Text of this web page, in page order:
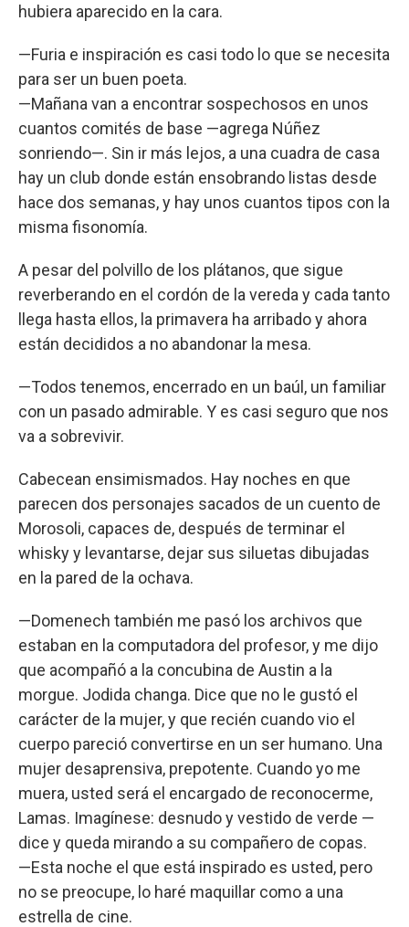
hubiera aparecido en la cara.
—Furia e inspiración es casi todo lo que se necesita
para ser un buen poeta.
—Mañana van a encontrar sospechosos en unos
cuantos comités de base —agrega Núñez
sonriendo—. Sin ir más lejos, a una cuadra de casa
hay un club donde están ensobrando listas desde
hace dos semanas, y hay unos cuantos tipos con la
misma fisonomía.
A pesar del polvillo de los plátanos, que sigue
reverberando en el cordón de la vereda y cada tanto
llega hasta ellos, la primavera ha arribado y ahora
están decididos a no abandonar la mesa.
—Todos tenemos, encerrado en un baúl, un familiar
con un pasado admirable. Y es casi seguro que nos
va a sobrevivir.
Cabecean ensimismados. Hay noches en que
parecen dos personajes sacados de un cuento de
Morosoli, capaces de, después de terminar el
whisky y levantarse, dejar sus siluetas dibujadas
en la pared de la ochava.
—Domenech también me pasó los archivos que
estaban en la computadora del profesor, y me dijo
que acompañó a la concubina de Austin a la
morgue. Jodida changa. Dice que no le gustó el
carácter de la mujer, y que recién cuando vio el
cuerpo pareció convertirse en un ser humano. Una
mujer desaprensiva, prepotente. Cuando yo me
muera, usted será el encargado de reconocerme,
Lamas. Imagínese: desnudo y vestido de verde —
dice y queda mirando a su compañero de copas.
—Esta noche el que está inspirado es usted, pero
no se preocupe, lo haré maquillar como a una
estrella de cine.